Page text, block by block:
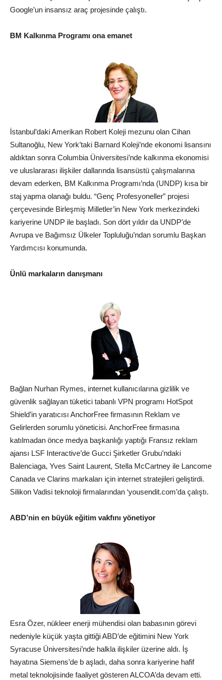
Google’un insansız araç projesinde çalıştı.
BM Kalkınma Programı ona emanet
İstanbul’daki Amerikan Robert Koleji mezunu olan Cihan
Sultanoğlu, New York’taki Barnard Koleji’nde ekonomi lisansını
aldıktan sonra Columbia Üniversitesi’nde kalkınma ekonomisi
ve uluslararası ilişkiler dallarında lisansüstü çalışmalarına
devam ederken, BM Kalkınma Programı’nda (UNDP) kısa bir
staj yapma olanağı buldu. “Genç Profesyoneller” projesi
çerçevesinde Birleşmiş Milletler’in New York merkezindeki
kariyerine UNDP ile başladı. Son dört yıldır da UNDP’de
Avrupa ve Bağımsız Ülkeler Topluluğu’ndan sorumlu Başkan
Yardımcısı konumunda.
Ünlü markaların danışmanı
Bağlan Nurhan Rymes, internet kullanıcılarına gizlilik ve
güvenlik sağlayan tüketici tabanlı VPN programı HotSpot
Shield’in yaratıcısı AnchorFree firmasının Reklam ve
Gelirlerden sorumlu yöneticisi. AnchorFree firmasına
katılmadan önce medya başkanlığı yaptığı Fransız reklam
ajansı LSF Interactive’de Gucci Şirketler Grubu’ndaki
Balenciaga, Yves Saint Laurent, Stella McCartney ile Lancome
Canada ve Clarins markaları için internet stratejileri geliştirdi.
Silikon Vadisi teknoloji firmalarından ‘yousendit.com’da çalıştı.
ABD’nin en büyük eğitim vakfını yönetiyor
Esra Özer, nükleer enerji mühendisi olan babasının görevi
nedeniyle küçük yaşta gittiği ABD’de eğitimini New York
Syracuse Üniversitesi’nde halkla ilişkiler üzerine aldı. İş
hayatına Siemens’de b aşladı, daha sonra kariyerine hafif
metal teknolojisinde faaliyet gösteren ALCOA’da devam etti.